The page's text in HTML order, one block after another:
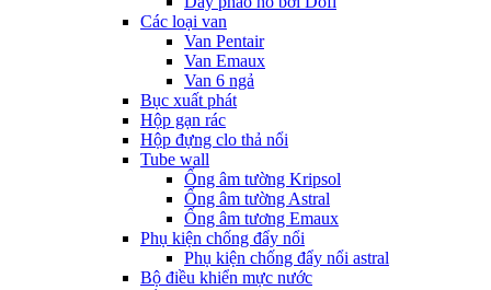
Các loại van
Van Pentair
Van Emaux
Van 6 ngả
Bục xuất phát
Hộp gạn rác
Hộp đựng clo thả nổi
Tube wall
Ống âm tường Kripsol
Ống âm tường Astral
Ống âm tương Emaux
Phụ kiện chống đẩy nổi
Phụ kiện chống đẩy nổi astral
Bộ điều khiển mực nước